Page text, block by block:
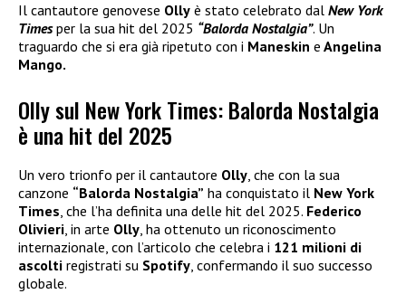
Il cantautore genovese Olly è stato celebrato dal New York
Timesper la sua hit del 2025 “Balorda Nostalgia”. Un
traguardo che si era già ripetuto con i Maneskin e Angelina
Mango.
Olly sul New York Times: Balorda Nostalgia
è una hit del 2025
Un vero trionfo per il cantautore Olly, che con la sua
canzone “Balorda Nostalgia” ha conquistato il New York
Times, che l’ha definita una delle hit del 2025. Federico
Olivieri, in arte Olly, ha ottenuto un riconoscimento
internazionale, con l’articolo che celebra i 121 milioni di
ascolti registrati su Spotify, confermando il suo successo
globale.